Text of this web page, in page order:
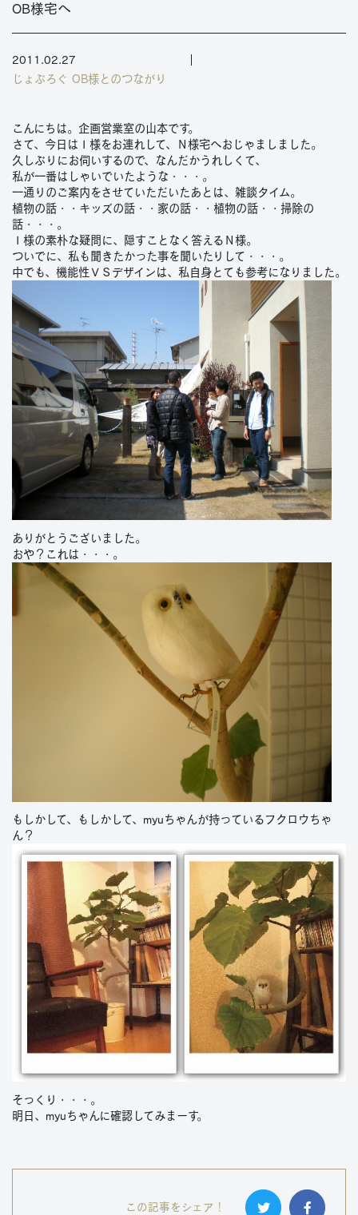
OB様宅へ
2011.02.27
じょぶろぐ OB様とのつながり
こんにちは。企画営業室の山本です。
さて、今日はＩ様をお連れして、Ｎ様宅へおじゃましました。
久しぶりにお伺いするので、なんだかうれしくて、
私が一番はしゃいでいたような・・・。
一通りのご案内をさせていただいたあとは、雑談タイム。
植物の話・・キッズの話・・家の話・・植物の話・・掃除の
話・・・。
Ｉ様の素朴な疑問に、隠すことなく答えるＮ様。
ついでに、私も聞きたかった事を聞いたりして・・・。
中でも、機能性ＶＳデザインは、私自身とても参考になりました。
ありがとうございました。
おや？これは・・・。
もしかして、もしかして、myuちゃんが持っているフクロウちゃ
ん？
そっくり・・・。
明日、myuちゃんに確認してみまーす。
この記事をシェア！